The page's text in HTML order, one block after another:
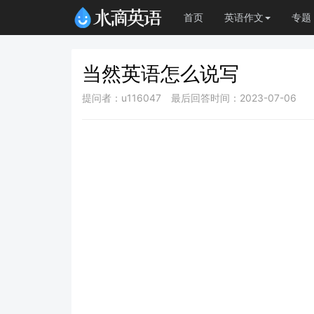
首页 英语作文 专题
当然英语怎么说写
提问者：u116047 最后回答时间：2023-07-06